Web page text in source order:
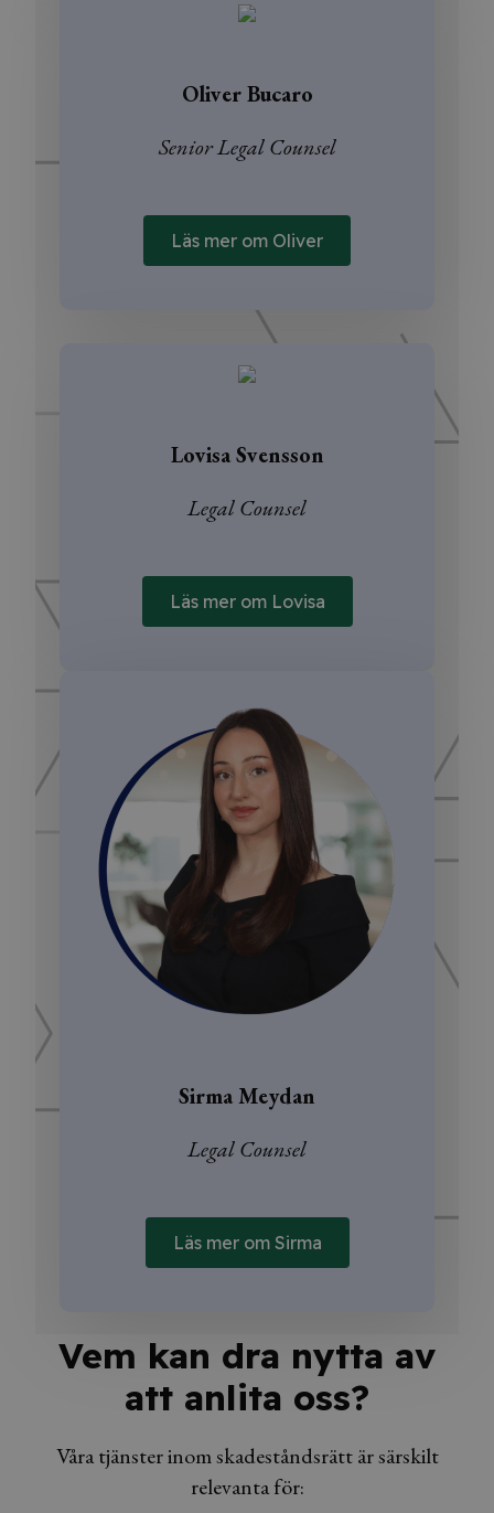
Oliver Bucaro
Senior Legal Counsel
Läs mer om Oliver
Lovisa Svensson
Legal Counsel
Läs mer om Lovisa
Sirma Meydan
Legal Counsel
Läs mer om Sirma
Vem kan dra nytta av
att anlita oss?
Våra tjänster inom skadeståndsrätt är särskilt
relevanta för: